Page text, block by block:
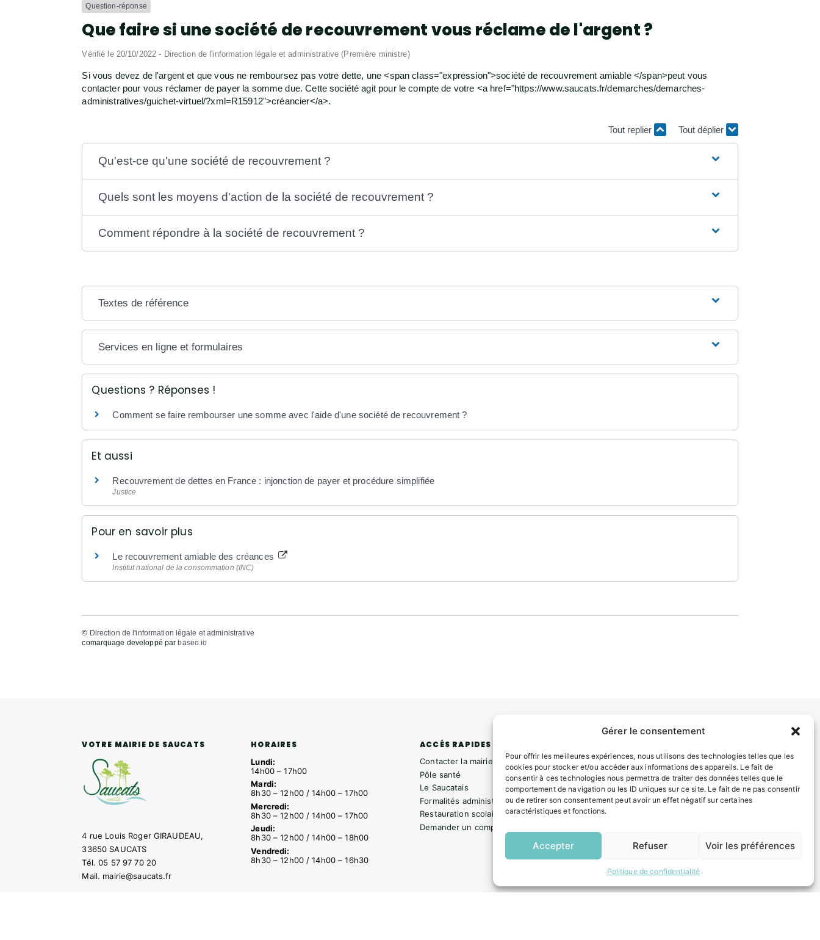
Gérer le consentement
Pour offrir les meilleures expériences, nous utilisons des technologies telles que les
cookies pour stocker et/ou accéder aux informations des appareils. Le fait de
consentir à ces technologies nous permettra de traiter des données telles que le
comportement de navigation ou les ID uniques sur ce site. Le fait de ne pas consentir
ou de retirer son consentement peut avoir un effet négatif sur certaines
caractéristiques et fonctions.
Accepter Refuser Voir les préférences
Politique de confidentialité
Question-réponse
Que faire si une société de recouvrement vous réclame de l'argent ?
Vérifié le 20/10/2022 - Direction de l'information légale et administrative (Première ministre)
Si vous devez de l'argent et que vous ne remboursez pas votre dette, une <span class="expression">société de recouvrement amiable </span>peut vous
contacter pour vous réclamer de payer la somme due. Cette société agit pour le compte de votre <a href="https://www.saucats.fr/demarches/demarches-
administratives/guichet-virtuel/?xml=R15912">créancier</a>.
Tout replier Tout déplier
Qu'est-ce qu'une société de recouvrement ?
Quels sont les moyens d'action de la société de recouvrement ?
Comment répondre à la société de recouvrement ?
Textes de référence
Services en ligne et formulaires
Questions ? Réponses !
Comment se faire rembourser une somme avec l'aide d'une société de recouvrement ?
Et aussi
Recouvrement de dettes en France : injonction de payer et procédure simplifiée
Justice
Pour en savoir plus
Le recouvrement amiable des créances
Institut national de la consommation (INC)
© Direction de l'information légale et administrative
comarquage developpé par baseo.io
VOTRE MAIRIE DE SAUCATS
4 rue Louis Roger GIRAUDEAU,
33650 SAUCATS
Tél.05 57 97 70 20
Mail. mairie@saucats.fr
HORAIRES
Lundi:
14h00 – 17h00
Mardi:
8h30 – 12h00 / 14h00 – 17h00
Mercredi:
8h30 – 12h00 / 14h00 – 17h00
Jeudi:
8h30 – 12h00 / 14h00 – 18h00
Vendredi:
8h30 – 12h00 / 14h00 – 16h30
ACCÉS RAPIDES
Contacter la mairie
Pôle santé
Le Saucatais
Formalités administratives
Restauration scolaire
Demander un composteur
Mentions légales
Politique de confidentialité
Plan du site